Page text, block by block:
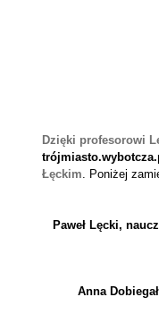
Dzięki profesorowi
Łęckim. Poniżej
Paweł Lęcki,
Anna